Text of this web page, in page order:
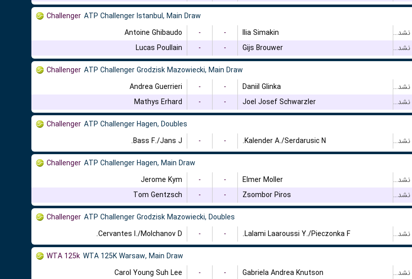
Challenger ATP Challenger Istanbul, Main Draw
Antoine Ghibaudo
- - Ilia Simakin بازی شروع نشده است
Lucas Poullain
- - Gijs Brouwer بازی شروع نشده است
Challenger ATP Challenger Grodzisk Mazowiecki, Main Draw
Andrea Guerrieri
- - Daniil Glinka بازی شروع نشده است
Mathys Erhard
- - Joel Josef Schwarzler بازی شروع نشده است
Challenger ATP Challenger Hagen, Doubles
Bass F./Jans J.
- - Kalender A./Serdarusic N. بازی شروع نشده است
Challenger ATP Challenger Hagen, Main Draw
Jerome Kym
- - Elmer Moller بازی شروع نشده است
Tom Gentzsch
- - Zsombor Piros بازی شروع نشده است
Challenger ATP Challenger Grodzisk Mazowiecki, Doubles
Cervantes I./Molchanov D.
- - Lalami Laaroussi Y./Pieczonka F. بازی شروع نشده است
WTA 125k WTA 125K Warsaw, Main Draw
Carol Young Suh Lee
- - Gabriela Andrea Knutson بازی شروع نشده است